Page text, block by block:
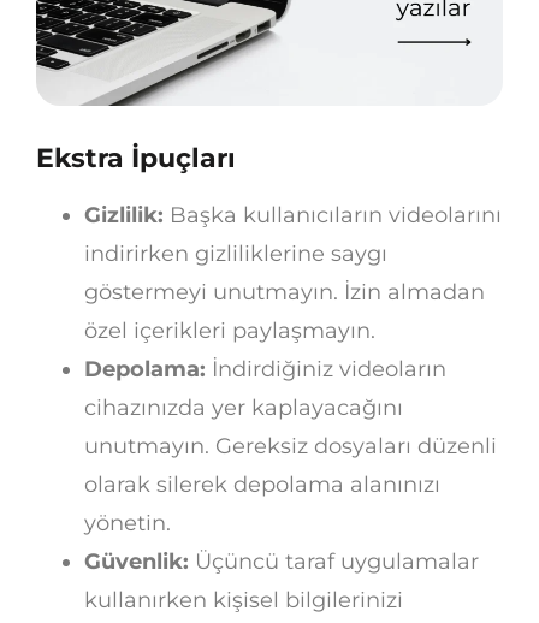
Ekstra İpuçları
Gizlilik: Başka kullanıcıların videolarını
indirirken gizliliklerine saygı
göstermeyi unutmayın. İzin almadan
özel içerikleri paylaşmayın.
Depolama: İndirdiğiniz videoların
cihazınızda yer kaplayacağını
unutmayın. Gereksiz dosyaları düzenli
olarak silerek depolama alanınızı
yönetin.
Güvenlik: Üçüncü taraf uygulamalar
kullanırken kişisel bilgilerinizi